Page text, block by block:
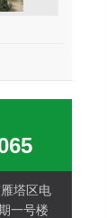
陕西
塔区电
一号楼